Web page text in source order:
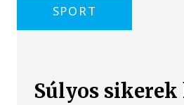
SPORT
Súlyos sikerek